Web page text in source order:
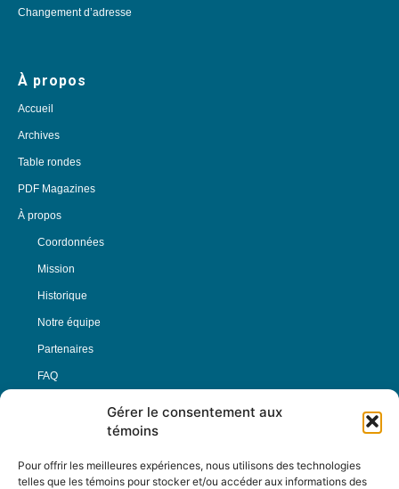
Gérer le consentement aux
témoins
Pour offrir les meilleures expériences, nous utilisons des technologies
telles que les témoins pour stocker et/ou accéder aux informations des
Changement d’adresse
À propos
Accueil
Archives
Table rondes
PDF Magazines
À propos
Coordonnées
Mission
Historique
Notre équipe
Partenaires
FAQ